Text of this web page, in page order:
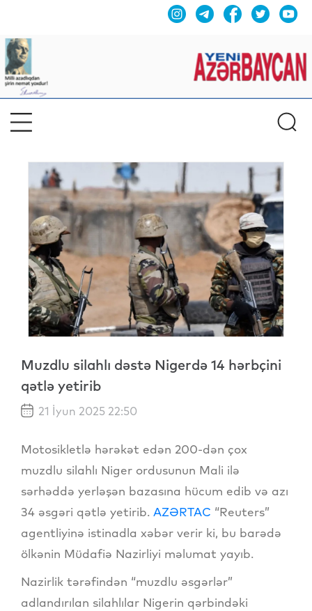
Muzdlu silahlı dəstə Nigerdə 14 hərbçini
qətlə yetirib
21 İyun 2025 22:50
Motosikletlə hərəkət edən 200-dən çox
muzdlu silahlı Niger ordusunun Mali ilə
sərhəddə yerləşən bazasına hücum edib və azı
34 əsgəri qətlə yetirib. AZƏRTAC “Reuters”
agentliyinə istinadla xəbər verir ki, bu barədə
ölkənin Müdafiə Nazirliyi məlumat yayıb.
Nazirlik tərəfindən “muzdlu əsgərlər”
adlandırılan silahlılar Nigerin qərbindəki